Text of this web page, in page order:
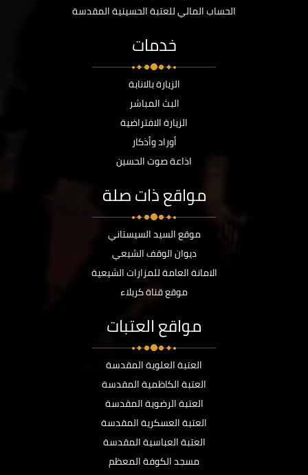
الحساب المالي للعتبة الحسينية المقدسة
خدمات
الزيارة بالانابة
البث المباشر
الزيارة الافتراضية
أوراد وأذكار
اذاعة صوت الحسين
مواقع ذات صلة
موقع السيد السيستاني
ديوان الوقف الشيعي
الامانة العامة للمزارات الشيعية
موقع قناة كربلاء
مواقع العتبات
العتبة العلوية المقدسة
العتبة الكاظمية المقدسة
العتبة الرضوية المقدسة
العتبة العسكرية المقدسة
العتبة العباسية المقدسة
مسجد الكوفة المعظم